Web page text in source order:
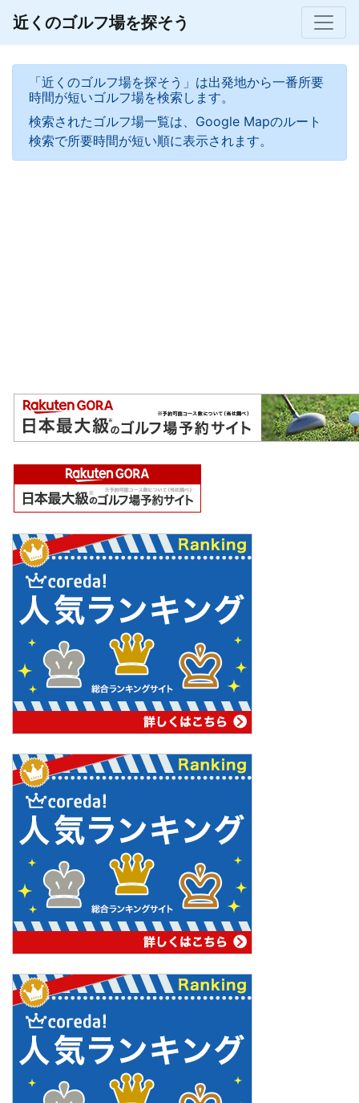
近くのゴルフ場を探そう
「近くのゴルフ場を探そう」は出発地から一番所要
時間が短いゴルフ場を検索します。
検索されたゴルフ場一覧は、Google Mapのルート
検索で所要時間が短い順に表示されます。